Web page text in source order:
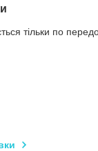
тільки по